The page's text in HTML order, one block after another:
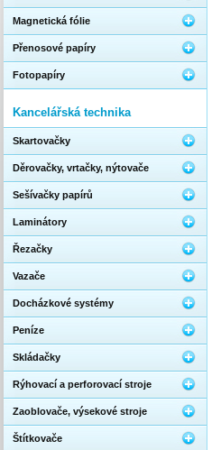
Magnetická fólie
Přenosové papíry
Fotopapíry
Kancelářská technika
Skartovačky
Děrovačky, vrtačky, nýtovače
Sešívačky papírů
Laminátory
Řezačky
Vazače
Docházkové systémy
Peníze
Skládačky
Rýhovací a perforovací stroje
Zaoblovače, výsekové stroje
Štítkovače